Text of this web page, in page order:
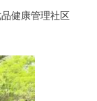
健康管理社区